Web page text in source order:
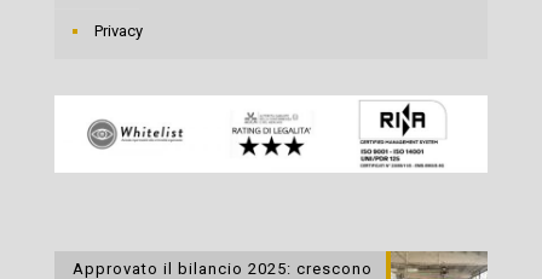
Privacy
Approvato il bilancio 2025: crescono